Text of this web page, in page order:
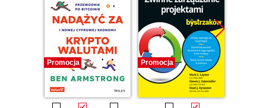
Promocja Promocja